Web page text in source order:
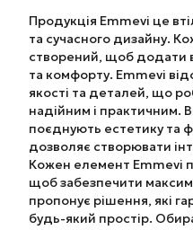
Продукція Emmevi це
та сучасного дизайну.
створений, щоб додати
та комфорту. Emmevi
якості та деталей, що
надійним і практичним.
поєднують естетику та
дозволяє створювати
Кожен елемент Emmevi
щоб забезпечити
пропонує рішення, які
будь-який простір.